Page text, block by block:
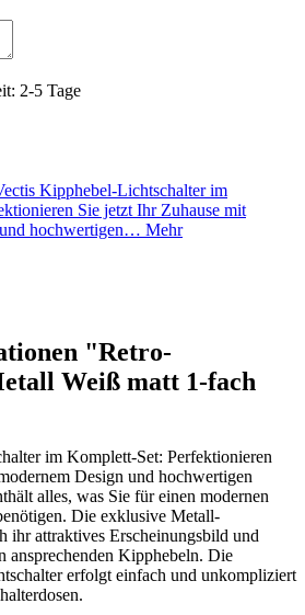
2-5 Tage
Kipphebel-Lichtschalter im
Sie jetzt Ihr Zuhause mit
hochwertigen… Mehr
"Retro-
Weiß matt 1-fach
im Komplett-Set: Perfektionieren
Design und hochwertigen
alles, was Sie für einen modernen
Die exklusive Metall-
ihr attraktives Erscheinungsbild und
ansprechenden Kipphebeln. Die
erfolgt einfach und unkompliziert